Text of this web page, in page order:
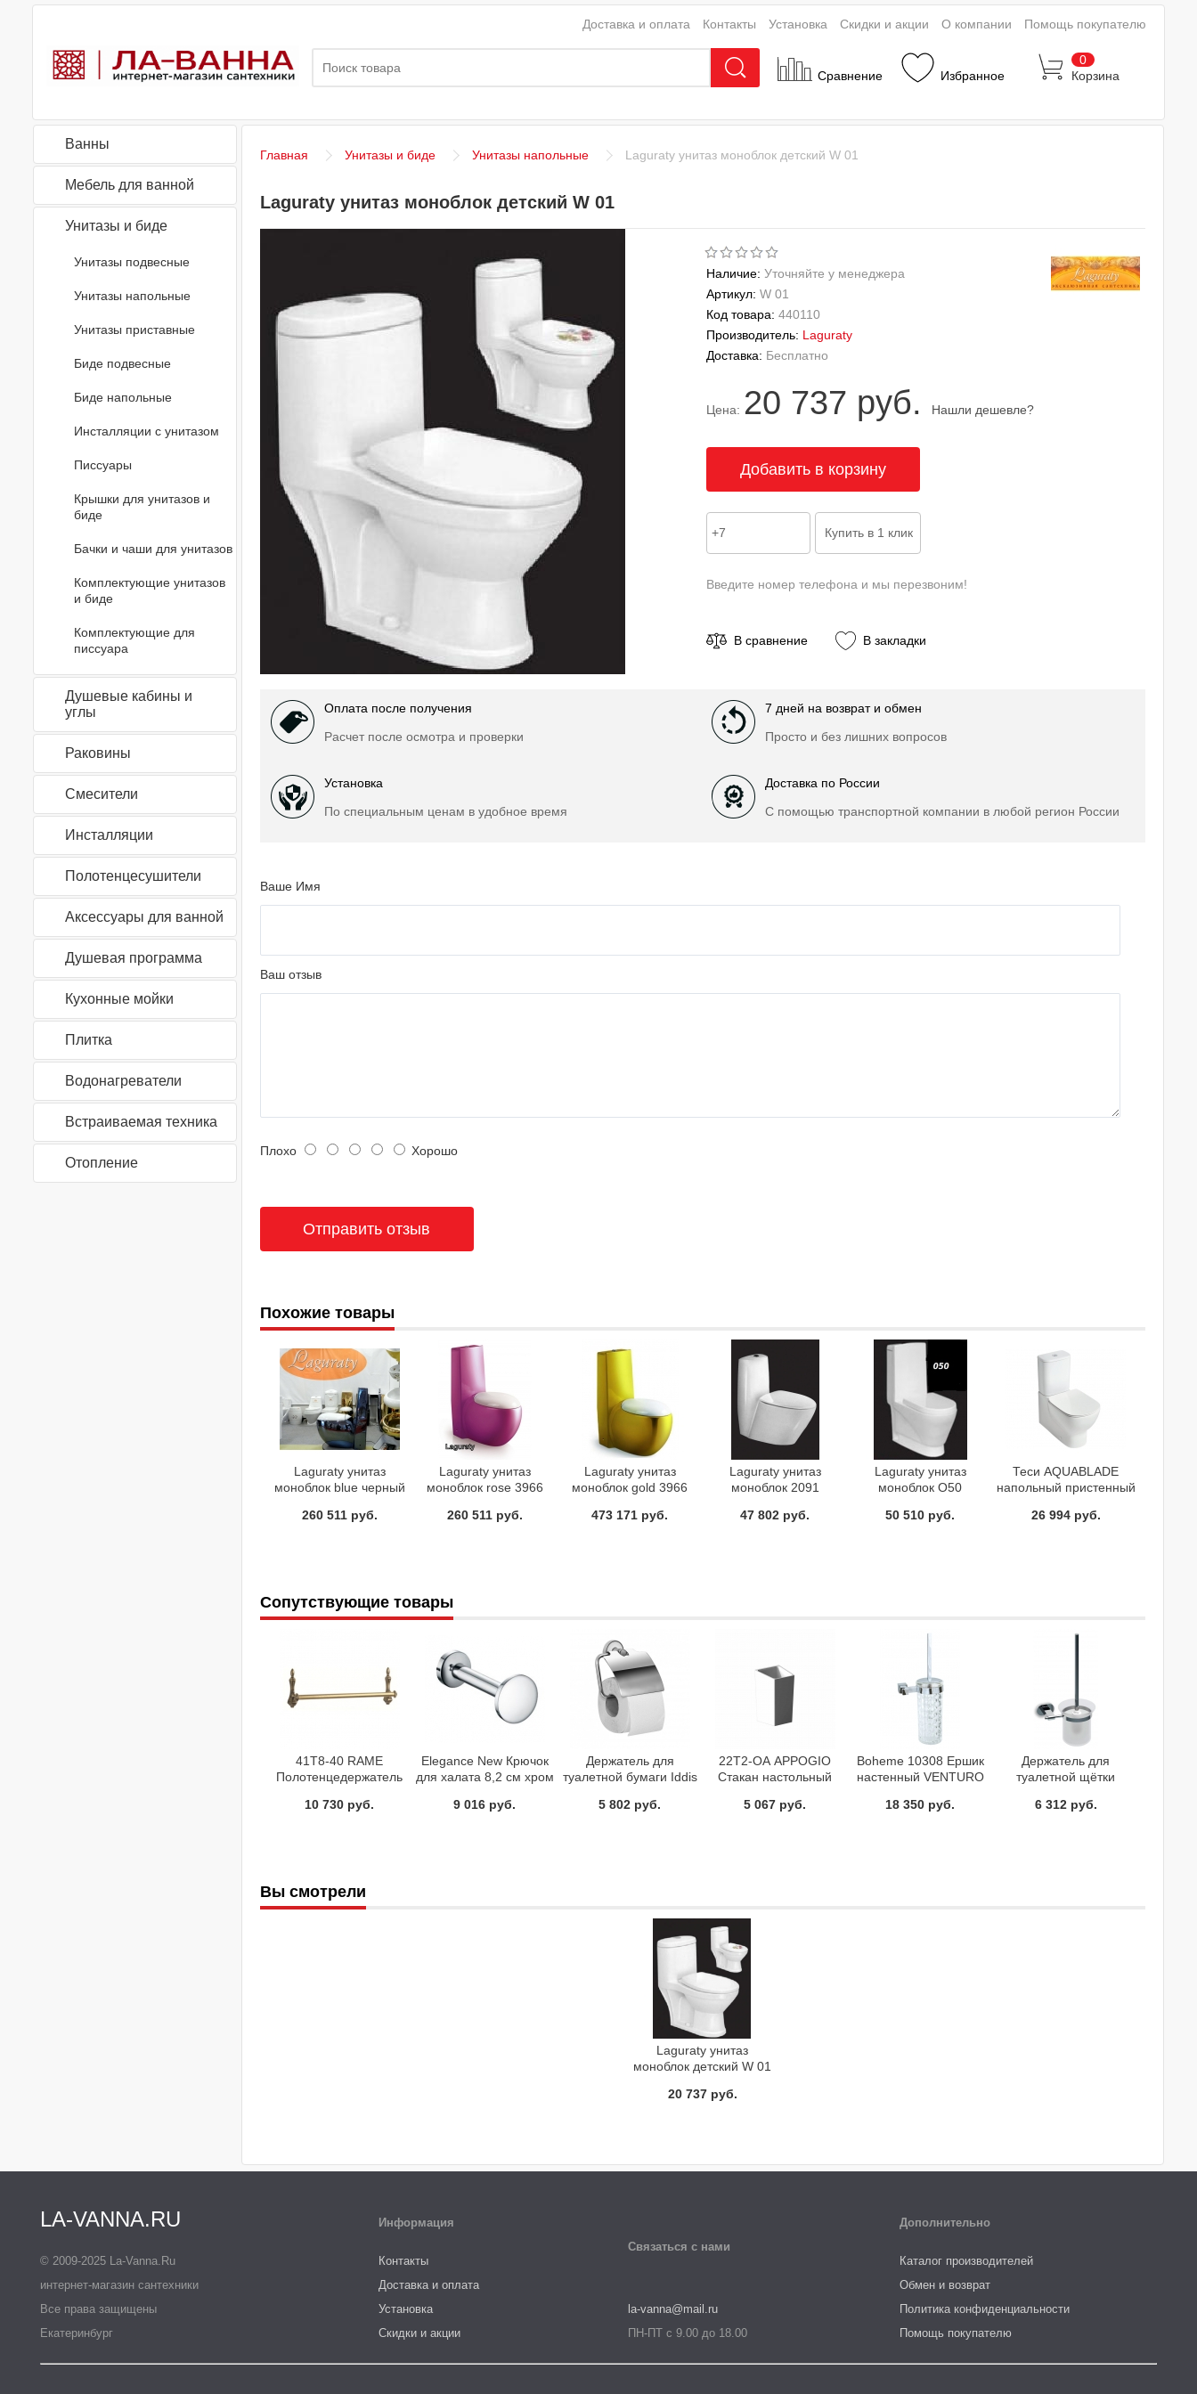
Сравнение Избранное
0
Корзина
Доставка и оплата Контакты Установка Скидки и акции О компании Помощь покупателю
Ванны
Мебель для ванной
Унитазы и биде
Унитазы подвесные
Унитазы напольные
Унитазы приставные
Биде подвесные
Биде напольные
Инсталляции с унитазом
Писсуары
Крышки для унитазов и
биде
Бачки и чаши для унитазов
Комплектующие унитазов
и биде
Комплектующие для
писсуара
Душевые кабины и
углы
Раковины
Смесители
Инсталляции
Полотенцесушители
Аксессуары для ванной
Душевая программа
Кухонные мойки
Плитка
Водонагреватели
Встраиваемая техника
Отопление
Главная Унитазы и биде Унитазы напольные Laguraty унитаз моноблок детский W 01
Laguraty унитаз моноблок детский W 01
Наличие: Уточняйте у менеджера
Артикул: W 01
Код товара: 440110
Производитель: Laguraty
Доставка: Бесплатно
Цена: 20 737 руб. Нашли дешевле?
Введите номер телефона и мы перезвоним!
В сравнение В закладки
Оплата после получения
Расчет после осмотра и проверки
7 дней на возврат и обмен
Просто и без лишних вопросов
Установка
По специальным ценам в удобное время
Доставка по России
С помощью транспортной компании в любой регион России
Ваше Имя
Ваш отзыв
Плохо Хорошо
Похожие товары
Laguraty унитаз
моноблок blue черный
260 511 руб.
Laguraty унитаз
моноблок rose 3966
260 511 руб.
Laguraty унитаз
моноблок gold 3966
473 171 руб.
Laguraty унитаз
моноблок 2091
47 802 руб.
Laguraty унитаз
моноблок O50
50 510 руб.
Теси AQUABLADE
напольный пристенный
бачком белый Ideal
26 994 руб.
Сопутствующие товары
41T8-40 RAME
Полотенцедержатель
Dededimos
10 730 руб.
Elegance New Крючок
для халата 8,2 см хром
9 016 руб.
Держатель для
туалетной бумаги Iddis
5 802 руб.
22T2-ОА APPOGIO
Стакан настольный
Dededimos
5 067 руб.
Boheme 10308 Ершик
настенный VENTURO
18 350 руб.
Держатель для
туалетной щётки
Ravak X07P196
6 312 руб.
Вы смотрели
Laguraty унитаз
моноблок детский W 01
20 737 руб.
LA-VANNA.RU
© 2009-2025 La-Vanna.Ru
интернет-магазин сантехники
Все права защищены
Екатеринбург
Информация
Контакты
Доставка и оплата
Установка
Скидки и акции
Связаться с нами
la-vanna@mail.ru
ПН-ПТ с 9.00 до 18.00
Дополнительно
Каталог производителей
Обмен и возврат
Политика конфиденциальности
Помощь покупателю